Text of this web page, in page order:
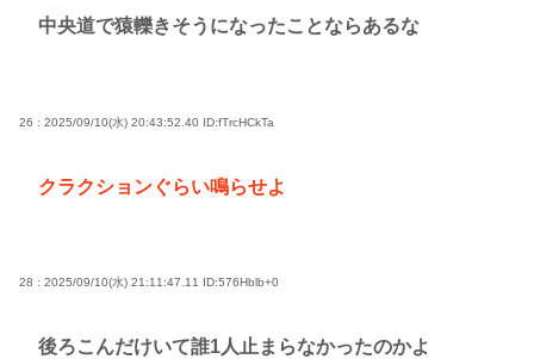
中央道で猿轢きそうになったことならあるな
26 : 2025/09/10(水) 20:43:52.40 ID:fTrcHCkTa
クラクションぐらい鳴らせよ
28 : 2025/09/10(水) 21:11:47.11 ID:576Hblb+0
後ろこんだけいて誰1人止まらなかったのかよ